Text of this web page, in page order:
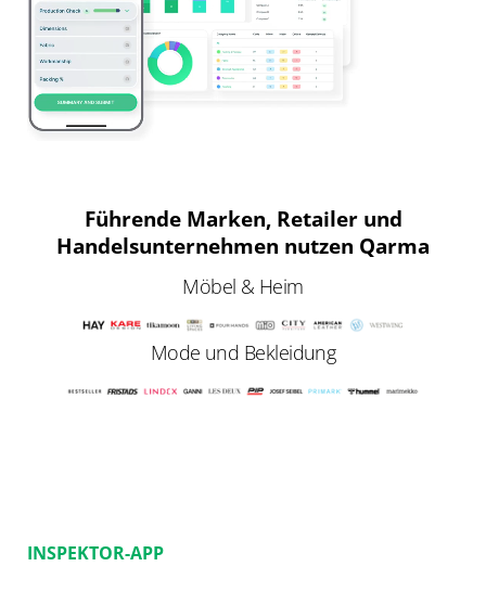
Führende Marken, Retailer und
Handelsunternehmen nutzen Qarma
Möbel & Heim
Mode und Bekleidung
INSPEKTOR-APP